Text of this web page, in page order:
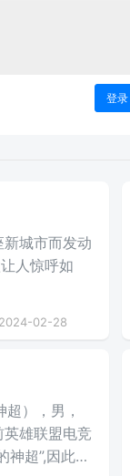
登录
城市而发动
人惊呼如
2024-02-28
），男，
雄联盟电竞
超”,因此被